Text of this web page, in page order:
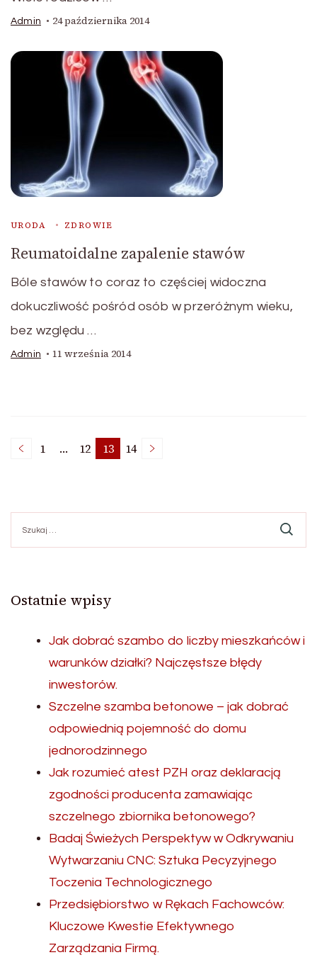
Admin 24 października 2014
URODA ZDROWIE
Reumatoidalne zapalenie stawów
Bóle stawów to coraz to częściej widoczna
dokuczliwość pośród osób w przeróżnym wieku,
bez względu …
Admin 11 września 2014
Nawigacja
po
wpisach
Page
1 … Page
12 Page
13 Page
14
Ostatnie wpisy
Jak dobrać szambo do liczby mieszkańców i
warunków działki? Najczęstsze błędy
inwestorów.
Szczelne szamba betonowe – jak dobrać
odpowiednią pojemność do domu
jednorodzinnego
Jak rozumieć atest PZH oraz deklaracją
zgodności producenta zamawiając
szczelnego zbiornika betonowego?
Badaj Świeżych Perspektyw w Odkrywaniu
Wytwarzaniu CNC: Sztuka Pecyzyjnego
Toczenia Technologicznego
Przedsiębiorstwo w Rękach Fachowców:
Kluczowe Kwestie Efektywnego
Zarządzania Firmą.